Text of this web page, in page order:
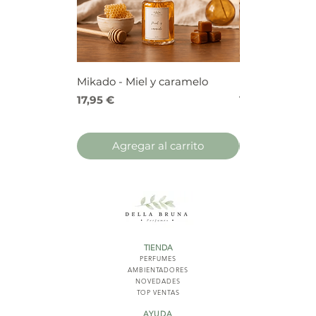
Mikado - Miel y caramelo
Precio
17,95 €
Agregar al carrito
Precio
17,95 €
TIENDA
PERFUMES
AMBIENTADORES
NOVEDADES
TOP VENTAS
AYUDA